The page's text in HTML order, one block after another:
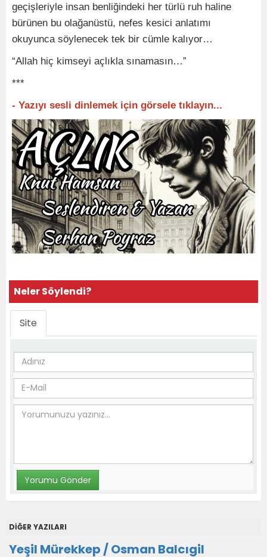
geçişleriyle insan benliğindeki her türlü ruh haline
bürünen bu olağanüstü, nefes kesici anlatımı
okuyunca söylenecek tek bir cümle kalıyor…
“Allah hiç kimseyi açlıkla sınamasın…”
***
- Yazıyı sesli dinlemek için görsele tıklayın...
Neler Söylendi?
Site
DİĞER YAZILARI
Yeşil Mürekkep / Osman Balcıgil